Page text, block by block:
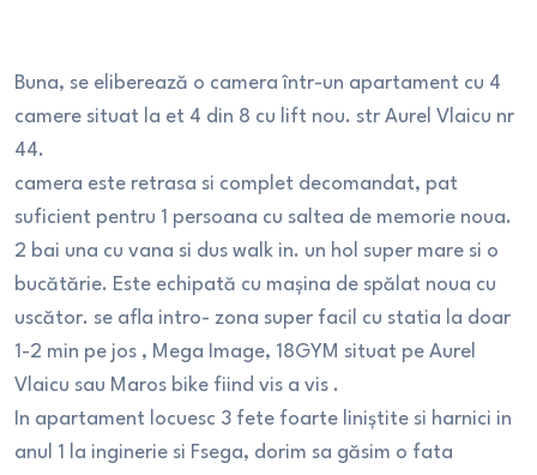
Buna, se eliberează o camera într-un apartament cu 4
camere situat la et 4 din 8 cu lift nou. str Aurel Vlaicu nr
44.
camera este retrasa si complet decomandat, pat
suficient pentru 1 persoana cu saltea de memorie noua.
2 bai una cu vana si dus walk in. un hol super mare si o
bucătărie. Este echipată cu mașina de spălat noua cu
uscător. se afla intro- zona super facil cu statia la doar
1-2 min pe jos , Mega Image, 18GYM situat pe Aurel
Vlaicu sau Maros bike fiind vis a vis .
In apartament locuesc 3 fete foarte liniștite si harnici in
anul 1 la inginerie si Fsega, dorim sa găsim o fata